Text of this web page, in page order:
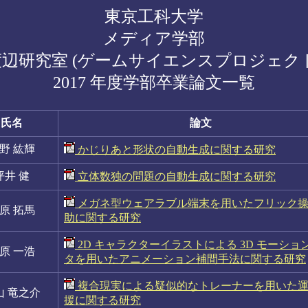
東京工科大学
メディア学部
研究室 (ゲームサイエンスプロジェク
2017 年度学部卒業論文一覧
氏名 論文
紘輝 かじりあと形状の自動生成に関する研究
井 健 立体数独の問題の自動生成に関する研究
拓馬
メガネ型ウェアラブル端末を用いたフリック
助に関する研究
一浩
2D キャラクターイラストによる 3D モーショ
タを用いたアニメーション補間手法に関する研究
竜之介
複合現実による疑似的なトレーナーを用いた
援に関する研究